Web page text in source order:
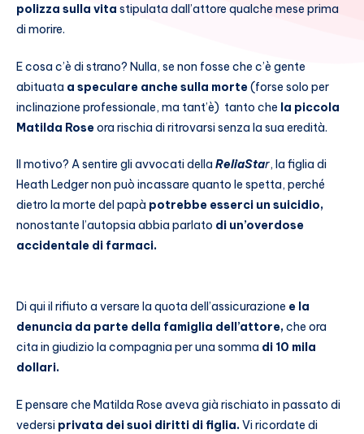
polizza sulla vita stipulata dall’attore qualche mese prima
di morire.
E cosa c’è di strano? Nulla, se non fosse che c’è gente
abituata a speculare anche sulla morte(forse solo per
inclinazione professionale, ma tant’è) tanto che la piccola
Matilda Roseora rischia di ritrovarsi senza la sua eredità.
Il motivo? A sentire gli avvocati della ReliaStar, la figlia di
Heath Ledger non può incassare quanto le spetta, perché
dietro la morte del papà potrebbe esserci un suicidio,
nonostante l’autopsia abbia parlato di un’overdose
accidentale di farmaci.
Di qui il rifiuto a versare la quota dell’assicurazione e la
denuncia da parte della famiglia dell’attore,che ora
cita in giudizio la compagnia per una somma di 10 mila
dollari.
E pensare che Matilda Rose aveva già rischiato in passato di
vedersi privata dei suoi diritti di figlia.Vi ricordate di